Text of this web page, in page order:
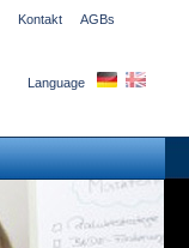
Kontakt AGBs
Language